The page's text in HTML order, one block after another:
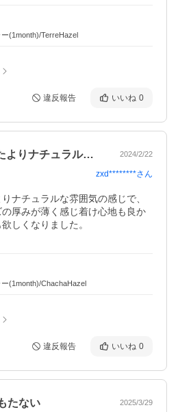
(1month)/TerreHazel
違反報告 いいね 0
カラーは、思っていたよりナチュラルな雰… 2024/2/22
zxd********さん
ナチュラルな雰囲気の感じで、
厚みが薄く感じ着け心地も良か
しくなりました。
(1month)/ChachaHazel
違反報告 いいね 0
たない 2025/3/29